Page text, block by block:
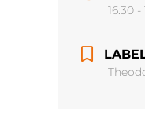
16:30 -